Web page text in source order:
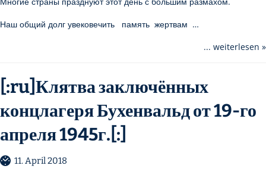
Наш общий долг увековечить память жертвам …
... weiterlesen »
[:ru]Клятва заключённых
концлагеря Бухенвальд от 19-го
апреля 1945г.[:]
11. April 2018